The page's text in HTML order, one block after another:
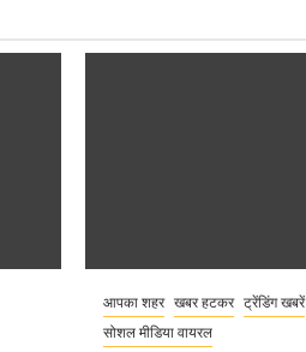
आपका शहर खबर हटकर ट्रेंडिंग खबरें
सोशल मीडिया वायरल